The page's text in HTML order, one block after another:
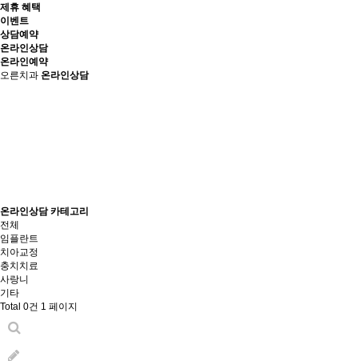
제휴 혜택
이벤트
상담예약
온라인상담
온라인예약
오른치과 온라인상담
온라인상담 카테고리
전체
임플란트
치아교정
충치치료
사랑니
기타
Total 0건 1 페이지